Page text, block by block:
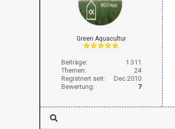
Green Aquacultur
Beiträge:
1.311
Themen:
24
Registriert seit:
Dec 2010
Bewertung:
7